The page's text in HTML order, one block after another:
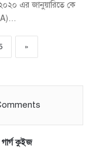
এর জানুয়ারিতে কে
»
কুইজ